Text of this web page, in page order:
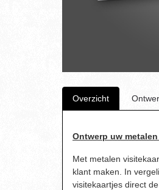
Overzicht
Ontwerp uw
Met metalen
klant maken. In
visitekaartjes direct